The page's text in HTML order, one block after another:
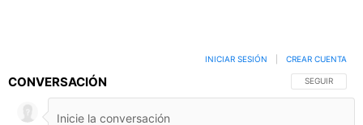
CONVERSACIÓN SIGA ESTA
SEGUIR
INICIAR SESIÓN CREAR CUENTA